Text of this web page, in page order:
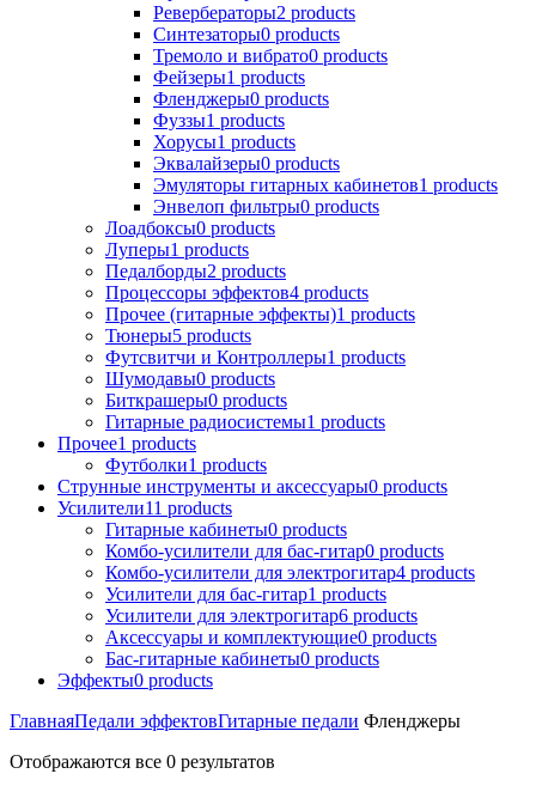
Ревербераторы2 products
Синтезаторы0 products
Тремоло и вибрато0 products
Фейзеры1 products
Фленджеры0 products
Фуззы1 products
Хорусы1 products
Эквалайзеры0 products
Эмуляторы гитарных кабинетов1 products
Энвелоп фильтры0 products
Лоадбоксы0 products
Луперы1 products
Педалборды2 products
Процессоры эффектов4 products
Прочее (гитарные эффекты)1 products
Тюнеры5 products
Футсвитчи и Контроллеры1 products
Шумодавы0 products
Биткрашеры0 products
Гитарные радиосистемы1 products
Прочее1 products
Футболки1 products
Струнные инструменты и аксессуары0 products
Усилители11 products
Гитарные кабинеты0 products
Комбо-усилители для бас-гитар0 products
Комбо-усилители для электрогитар4 products
Усилители для бас-гитар1 products
Усилители для электрогитар6 products
Аксессуары и комплектующие0 products
Бас-гитарные кабинеты0 products
Эффекты0 products
ГлавнаяПедали эффектовГитарные педали Фленджеры
Отображаются все 0 результатов